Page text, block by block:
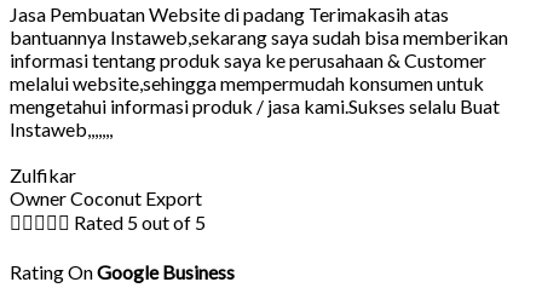
Jasa Pembuatan Website di padang Terimakasih atas
bantuannya Instaweb,sekarang saya sudah bisa memberikan
informasi tentang produk saya ke perusahaan & Customer
melalui website,sehingga mempermudah konsumen untuk
mengetahui informasi produk / jasa kami.Sukses selalu Buat
Instaweb,,,,,,,
Zulfikar
Owner Coconut Export
 Rated 5 out of 5
Rating OnGoogle Business